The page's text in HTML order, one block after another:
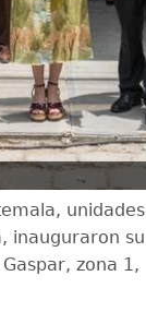
unidades
inauguraron su
zona 1,